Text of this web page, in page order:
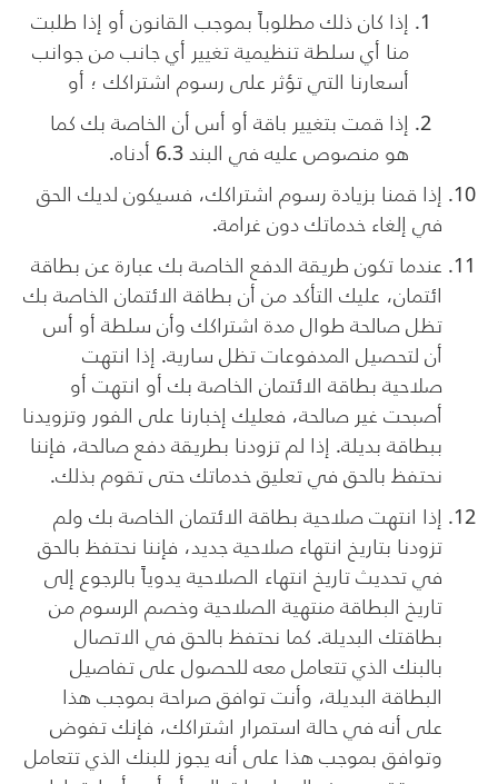
إذا كان ذلك مطلوباً بموجب القانون أو إذا طلبت
منا أي سلطة تنظيمية تغيير أي جانب من جوانب
أسعارنا التي تؤثر على رسوم اشتراكك ؛ أو
إذا قمت بتغيير باقة أو أس أن الخاصة بك كما
هو منصوص عليه في البند 6.3 أدناه.
إذا قمنا بزيادة رسوم اشتراكك، فسيكون لديك الحق
في إلغاء خدماتك دون غرامة.
عندما تكون طريقة الدفع الخاصة بك عبارة عن بطاقة
ائتمان، عليك التأكد من أن بطاقة الائتمان الخاصة بك
تظل صالحة طوال مدة اشتراكك وأن سلطة أو أس
أن لتحصيل المدفوعات تظل سارية. إذا انتهت
صلاحية بطاقة الائتمان الخاصة بك أو انتهت أو
أصبحت غير صالحة، فعليك إخبارنا على الفور وتزويدنا
ببطاقة بديلة. إذا لم تزودنا بطريقة دفع صالحة، فإننا
نحتفظ بالحق في تعليق خدماتك حتى تقوم بذلك.
إذا انتهت صلاحية بطاقة الائتمان الخاصة بك ولم
تزودنا بتاريخ انتهاء صلاحية جديد، فإننا نحتفظ بالحق
في تحديث تاريخ انتهاء الصلاحية يدوياً بالرجوع إلى
تاريخ البطاقة منتهية الصلاحية وخصم الرسوم من
بطاقتك البديلة. كما نحتفظ بالحق في الاتصال
بالبنك الذي تتعامل معه للحصول على تفاصيل
البطاقة البديلة، وأنت توافق صراحة بموجب هذا
على أنه في حالة استمرار اشتراكك، فإنك تفوض
وتوافق بموجب هذا على أنه يجوز للبنك الذي تتعامل